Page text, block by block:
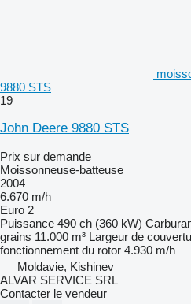
9880 STS
19
John Deere 9880 STS
Prix sur demande
Moissonneuse-batteuse
2004
6.670 m/h
Euro 2
Puissance 490 ch (360 kW)
grains 11.000 m³ Largeur de
fonctionnement du rotor 4.930 m/h
Moldavie, Kishinev
ALVAR SERVICE SRL
Contacter le vendeur